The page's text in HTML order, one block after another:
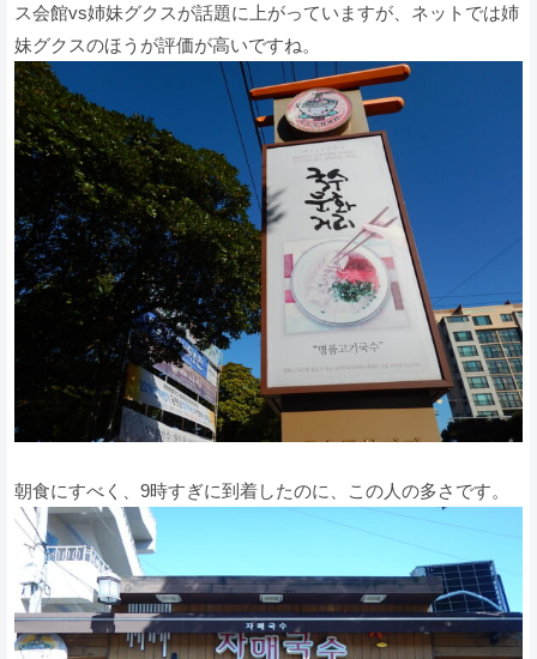
ス会館vs姉妹グクスが話題に上がっていますが、ネットでは姉
妹グクスのほうが評価が高いですね。
朝食にすべく、9時すぎに到着したのに、この人の多さです。